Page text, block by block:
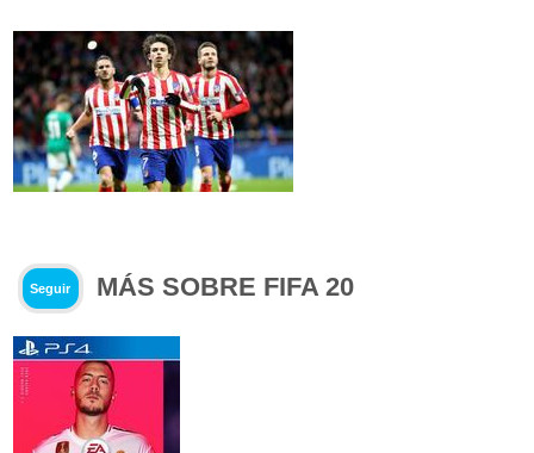
Seguir MÁS SOBRE FIFA 20